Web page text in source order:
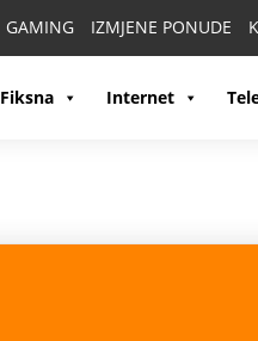
GAMING IZMJENE PONUDE
Fiksna Internet